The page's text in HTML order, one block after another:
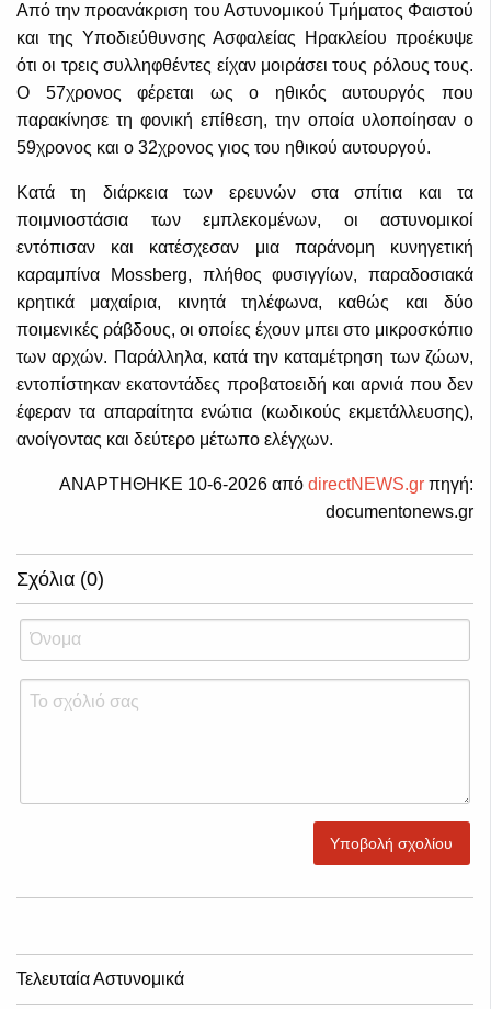
Από την προανάκριση του Αστυνομικού Τμήματος Φαιστού
και της Υποδιεύθυνσης Ασφαλείας Ηρακλείου προέκυψε
ότι οι τρεις συλληφθέντες είχαν μοιράσει τους ρόλους τους.
Ο 57χρονος φέρεται ως ο ηθικός αυτουργός που
παρακίνησε τη φονική επίθεση, την οποία υλοποίησαν ο
59χρονος και ο 32χρονος γιος του ηθικού αυτουργού.
Κατά τη διάρκεια των ερευνών στα σπίτια και τα
ποιμνιοστάσια των εμπλεκομένων, οι αστυνομικοί
εντόπισαν και κατέσχεσαν μια παράνομη κυνηγετική
καραμπίνα Mossberg, πλήθος φυσιγγίων, παραδοσιακά
κρητικά μαχαίρια, κινητά τηλέφωνα, καθώς και δύο
ποιμενικές ράβδους, οι οποίες έχουν μπει στο μικροσκόπιο
των αρχών. Παράλληλα, κατά την καταμέτρηση των ζώων,
εντοπίστηκαν εκατοντάδες προβατοειδή και αρνιά που δεν
έφεραν τα απαραίτητα ενώτια (κωδικούς εκμετάλλευσης),
ανοίγοντας και δεύτερο μέτωπο ελέγχων.
ΑΝΑΡΤΗΘΗΚΕ 10-6-2026 από directNEWS.gr πηγή:
documentonews.gr
Σχόλια (0)
Υποβολή σχολίου
Τελευταία Αστυνομικά